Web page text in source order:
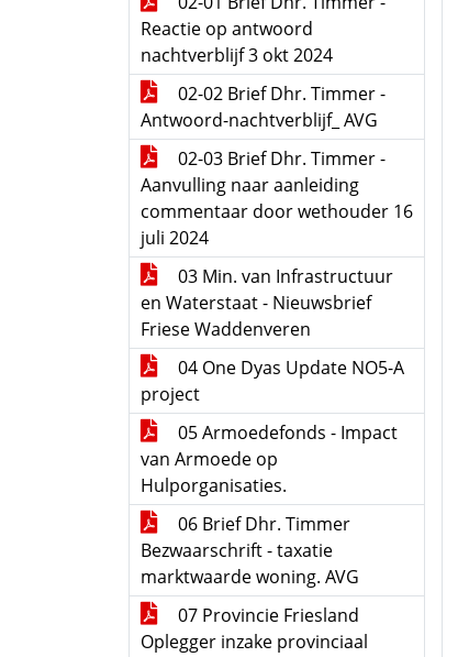
Reactie op antwoord
nachtverblijf 3 okt 2024
02-02 Brief Dhr. Timmer -
Antwoord-nachtverblijf_ AVG
02-03 Brief Dhr. Timmer -
Aanvulling naar aanleiding
commentaar door wethouder 16
juli 2024
03 Min. van Infrastructuur
en Waterstaat - Nieuwsbrief
Friese Waddenveren
04 One Dyas Update NO5-A
project
05 Armoedefonds - Impact
van Armoede op
Hulporganisaties.
06 Brief Dhr. Timmer
Bezwaarschrift - taxatie
marktwaarde woning. AVG
07 Provincie Friesland
Oplegger inzake provinciaal